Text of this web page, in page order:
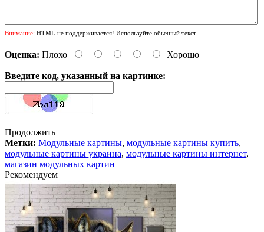
Внимание: HTML не поддерживается! Используйте обычный текст.
Оценка: Плохо Хорошо
Введите код, указанный на картинке:
Продолжить
Метки: Модульные картины, модульные картины купить,
модульные картины украина, модульные картины интернет,
магазин модульных картин
Рекомендуем